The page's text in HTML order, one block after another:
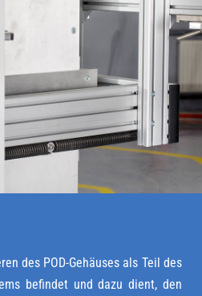
des POD-Gehäuses als Teil des
befindet und dazu dient, den